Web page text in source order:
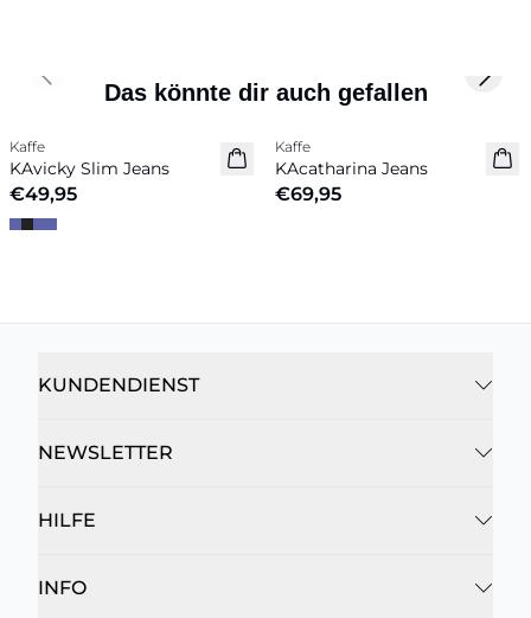
Das könnte dir auch gefallen
Kaffe
KAvicky Slim Jeans
€49,95
Neuheiten
Kaffe
KAcatharina Jeans
€69,95
Previous slide Next
KUNDENDIENST
NEWSLETTER
HILFE
INFO